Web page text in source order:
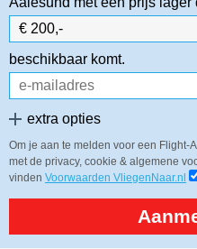
beschikbaar komt.
extra opties
Om je aan te melden voor een Flight-
met de privacy, cookie & algemene
vinden Voorwaarden VliegenNaar.nl